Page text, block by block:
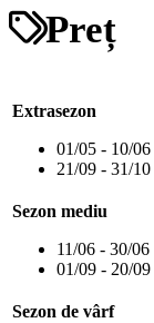
Preț
Extrasezon
01/05 - 10/06
21/09 - 31/10
Sezon mediu
11/06 - 30/06
01/09 - 20/09
Sezon de vârf